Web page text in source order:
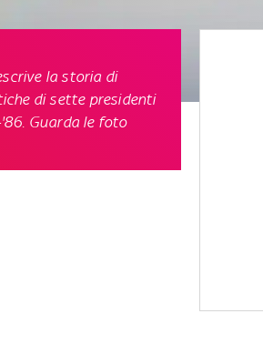
la storia di
di sette presidenti
Guarda le foto